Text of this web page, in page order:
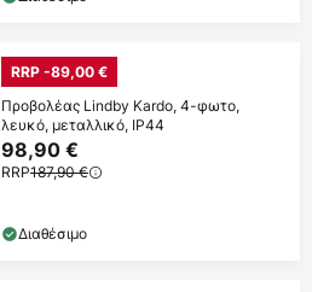
RRP -89,00 €
Προβολέας Lindby Kardo, 4-φωτο,
λευκό, μεταλλικό, IP44
98,90 €
RRP187,90 €
Διαθέσιμο